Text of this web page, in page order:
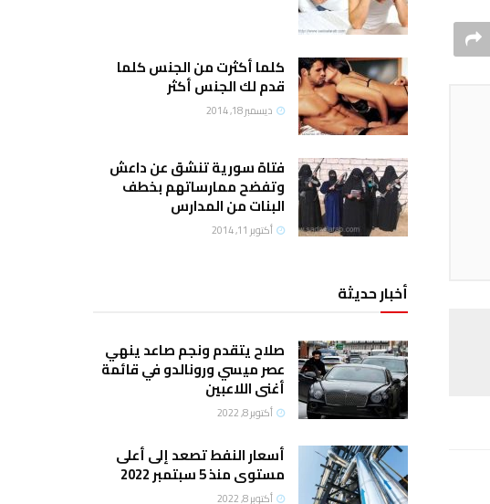
كلما أكثرت من الجنس كلما
قدم لك الجنس أكثر
ديسمبر 18, 2014
فتاة سورية تنشق عن داعش
وتفضح ممارساتهم بخطف
البنات من المدارس
أكتوبر 11, 2014
أخبار حديثة
صلاح يتقدم ونجم صاعد ينهي
عصر ميسي ورونالدو في قائمة
أغنى اللاعبين
أكتوبر 8, 2022
أسعار النفط تصعد إلى أعلى
مستوى منذ 5 سبتمبر 2022
أكتوبر 8, 2022